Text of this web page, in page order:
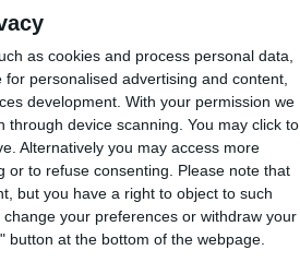
as cookies and process personal data,
personalised advertising and content,
development. With your permission we
device scanning. You may click to
Alternatively you may access more
to refuse consenting.
Please note that
but you have a right to object to such
your preferences or withdraw your
at the bottom of the webpage.